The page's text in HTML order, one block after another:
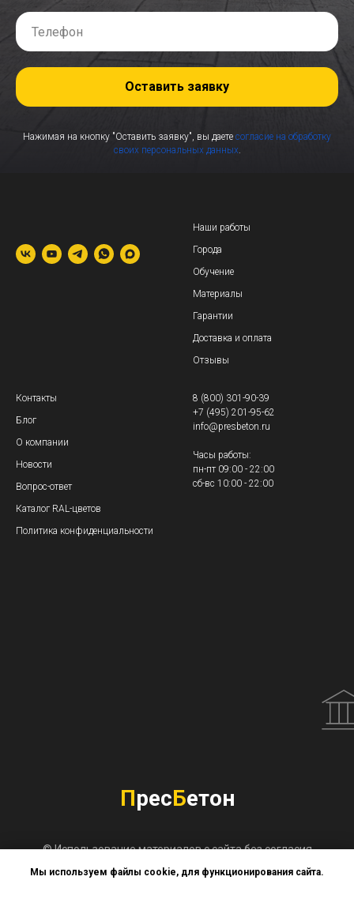
Оставить заявку
Нажимая на кнопку "Оставить заявку", вы даете согласие на обработку
своих персональных данных.
Мы используем файлы cookie, для функционирования сайта.
Наши работы
Города
Обучение
Материалы
Гарантии
Доставка и оплата
Отзывы
Контакты
Блог
О компании
Новости
Вопрос-ответ
Каталог RAL-цветов
Политика конфиденциальности
8 (800) 301-90-39
+7 (495) 201-95-62
info@presbeton.ru
Часы работы:
пн-пт 09:00 - 22:00
сб-вс 10:00 - 22:00
ПресБетон
© Использование материалов с сайта без согласия